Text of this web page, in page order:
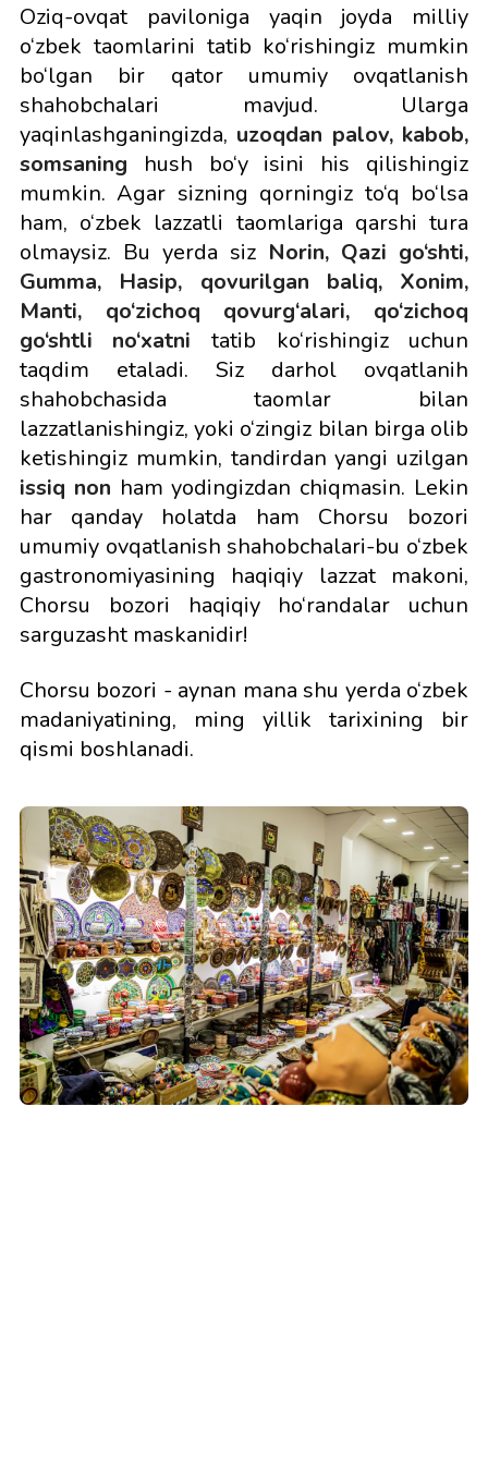
Oziq-ovqat paviloniga yaqin joyda milliy
o‘zbek taomlarini tatib ko‘rishingiz mumkin
bo‘lgan bir qator umumiy ovqatlanish
shahobchalari mavjud. Ularga
yaqinlashganingizda, uzoqdan palov, kabob,
somsaning hush bo‘y isini his qilishingiz
mumkin. Agar sizning qorningiz to‘q bo‘lsa
ham, o‘zbek lazzatli taomlariga qarshi tura
olmaysiz. Bu yerda siz Norin, Qazi go‘shti,
Gumma, Hasip, qovurilgan baliq, Xonim,
Manti, qo‘zichoq qovurg‘alari, qo‘zichoq
go‘shtli no‘xatni tatib ko‘rishingiz uchun
taqdim etaladi. Siz darhol ovqatlanih
shahobchasida taomlar bilan
lazzatlanishingiz, yoki o‘zingiz bilan birga olib
ketishingiz mumkin, tandirdan yangi uzilgan
issiq non ham yodingizdan chiqmasin. Lekin
har qanday holatda ham Chorsu bozori
umumiy ovqatlanish shahobchalari-bu o‘zbek
gastronomiyasining haqiqiy lazzat makoni,
Chorsu bozori haqiqiy ho‘randalar uchun
sarguzasht maskanidir!
Chorsu bozori - aynan mana shu yerda o‘zbek
madaniyatining, ming yillik tarixining bir
qismi boshlanadi.